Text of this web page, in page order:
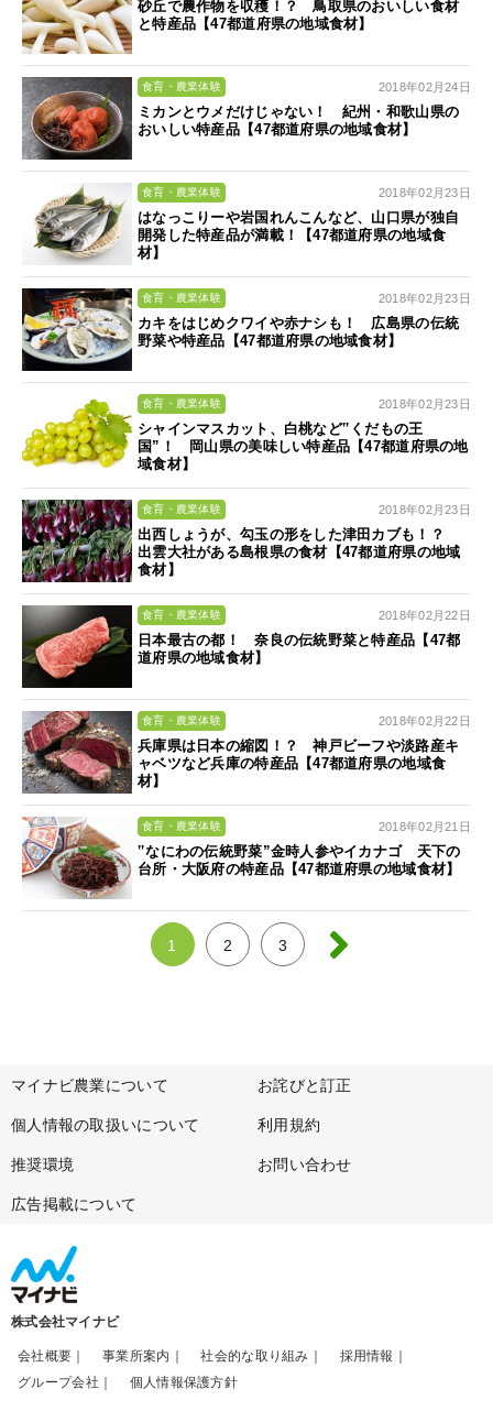
砂丘で農作物を収穫！？ 鳥取県のおいしい食材
と特産品【47都道府県の地域食材】
食育・農業体験 2018年02月24日
ミカンとウメだけじゃない！ 紀州・和歌山県の
おいしい特産品【47都道府県の地域食材】
食育・農業体験 2018年02月23日
はなっこりーや岩国れんこんなど、山口県が独自
開発した特産品が満載！【47都道府県の地域食
材】
食育・農業体験 2018年02月23日
カキをはじめクワイや赤ナシも！ 広島県の伝統
野菜や特産品【47都道府県の地域食材】
食育・農業体験 2018年02月23日
シャインマスカット、白桃など‟くだもの王
国”！ 岡山県の美味しい特産品【47都道府県の地
域食材】
食育・農業体験 2018年02月23日
出西しょうが、勾玉の形をした津田カブも！？
出雲大社がある島根県の食材【47都道府県の地域
食材】
食育・農業体験 2018年02月22日
日本最古の都！ 奈良の伝統野菜と特産品【47都
道府県の地域食材】
食育・農業体験 2018年02月22日
兵庫県は日本の縮図！？ 神戸ビーフや淡路産キ
ャベツなど兵庫の特産品【47都道府県の地域食
材】
食育・農業体験 2018年02月21日
‟なにわの伝統野菜”金時人参やイカナゴ 天下の
台所・大阪府の特産品【47都道府県の地域食材】
1 2 3
マイナビ農業について お詫びと訂正
個人情報の取扱いについて 利用規約
推奨環境 お問い合わせ
広告掲載について
株式会社マイナビ
会社概要 事業所案内 社会的な取り組み
採用情報
グループ会社
個人情報保護方針